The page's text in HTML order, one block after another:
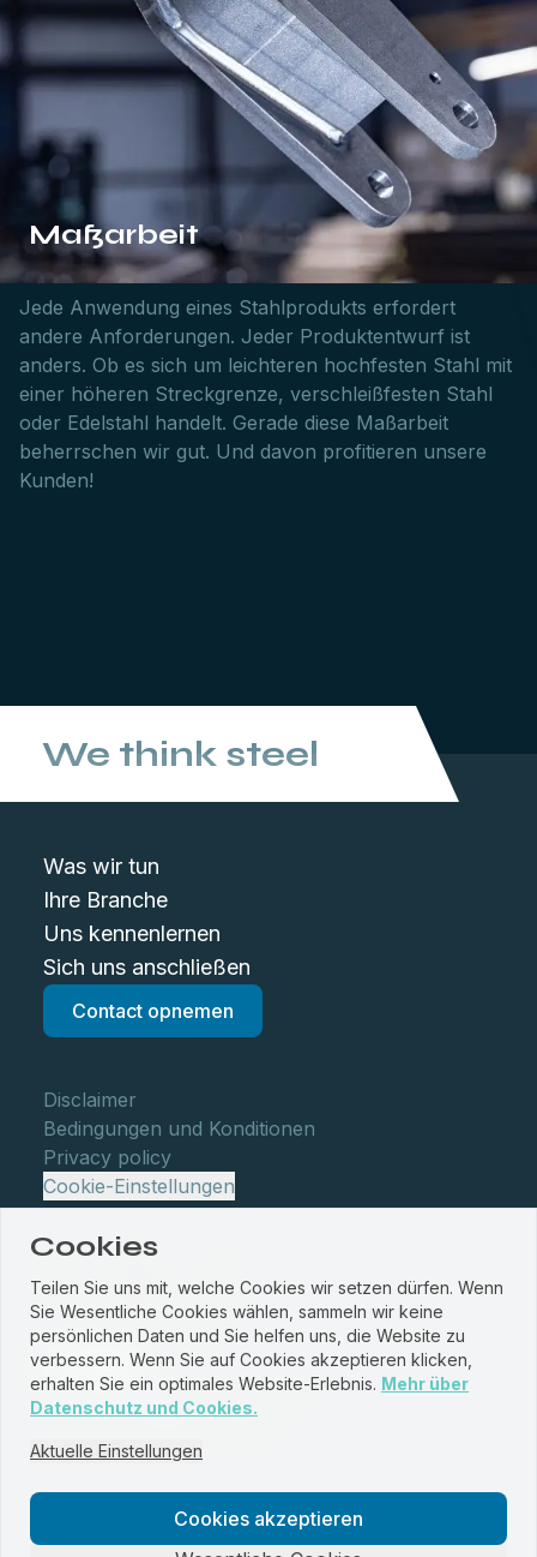
Maßarbeit
Jede Anwendung eines Stahlprodukts erfordert
andere Anforderungen. Jeder Produktentwurf ist
anders. Ob es sich um leichteren hochfesten Stahl mit
einer höheren Streckgrenze, verschleißfesten Stahl
oder Edelstahl handelt. Gerade diese Maßarbeit
beherrschen wir gut. Und davon profitieren unsere
Kunden!
We think steel
Was wir tun
Ihre Branche
Uns kennenlernen
Sich uns anschließen
Contact opnemen
Disclaimer
Bedingungen und Konditionen
Privacy policy
Cookie-Einstellungen
© WBM Staalservice centrum 2026
Cookies
Teilen Sie uns mit, welche Cookies wir setzen dürfen. Wenn
Sie Wesentliche Cookies wählen, sammeln wir keine
persönlichen Daten und Sie helfen uns, die Website zu
verbessern. Wenn Sie auf Cookies akzeptieren klicken,
erhalten Sie ein optimales Website-Erlebnis. Mehr über
Datenschutz und Cookies.
Aktuelle Einstellungen
Cookies akzeptieren